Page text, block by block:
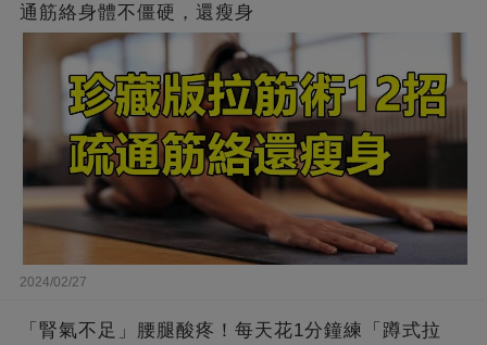
通筋絡身體不僵硬，還瘦身
2024/02/27
「腎氣不足」腰腿酸疼！每天花1分鐘練「蹲式拉